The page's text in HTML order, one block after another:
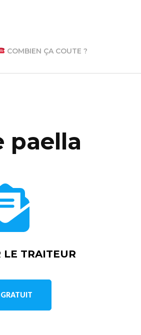
COMBIEN ÇA COUTE ?
paella
LE TRAITEUR